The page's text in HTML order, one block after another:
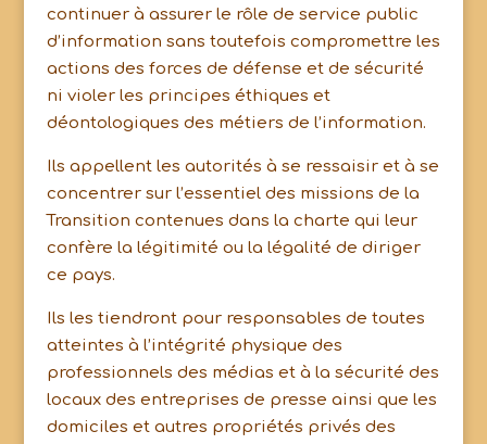
continuer à assurer le rôle de service public
d’information sans toutefois compromettre les
actions des forces de défense et de sécurité
ni violer les principes éthiques et
déontologiques des métiers de l’information.
Ils appellent les autorités à se ressaisir et à se
concentrer sur l’essentiel des missions de la
Transition contenues dans la charte qui leur
confère la légitimité ou la légalité de diriger
ce pays.
Ils les tiendront pour responsables de toutes
atteintes à l’intégrité physique des
professionnels des médias et à la sécurité des
locaux des entreprises de presse ainsi que les
domiciles et autres propriétés privés des